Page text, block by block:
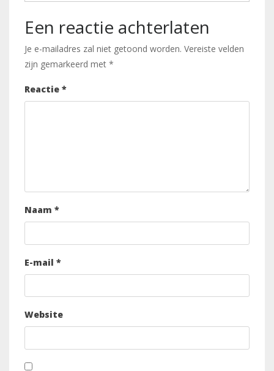
Een reactie achterlaten
Je e-mailadres zal niet getoond worden. Vereiste velden
zijn gemarkeerd met *
Reactie *
Naam *
E-mail *
Website